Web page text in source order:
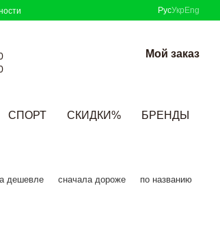
РусУкр Eng
Мой заказ
СПОРТ СКИДКИ% БРЕНДЫ
дешевле сначала дороже по названию